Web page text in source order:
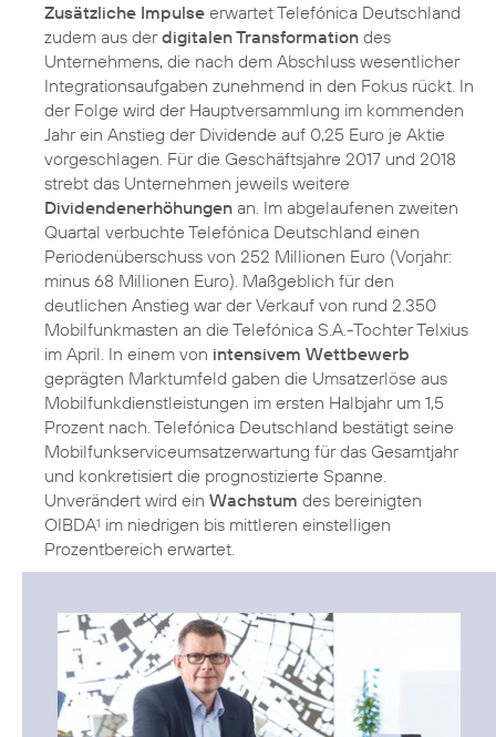
Zusätzliche Impulse erwartet Telefónica Deutschland
zudem aus derdigitalen Transformation des
Unternehmens, die nach dem Abschluss wesentlicher
Integrationsaufgaben zunehmend in den Fokus rückt. In
der Folge wird der Hauptversammlung im kommenden
Jahr ein Anstieg der Dividende auf 0,25 Euro je Aktie
vorgeschlagen. Für die Geschäftsjahre 2017 und 2018
strebt das Unternehmen jeweils weitere
Dividendenerhöhungen an. Im abgelaufenen zweiten
Quartal verbuchte Telefónica Deutschland einen
Periodenüberschuss von 252 Millionen Euro (Vorjahr:
minus 68 Millionen Euro). Maßgeblich für den
deutlichen Anstieg war der Verkauf von rund 2.350
Mobilfunkmasten an die Telefónica S.A.-Tochter Telxius
im April. In einem von intensivem Wettbewerb
geprägten Marktumfeld gaben die Umsatzerlöse aus
Mobilfunkdienstleistungen im ersten Halbjahr um 1,5
Prozent nach. Telefónica Deutschland bestätigt seine
Mobilfunkserviceumsatzerwartung für das Gesamtjahr
und konkretisiert die prognostizierte Spanne.
Unverändert wird ein Wachstum des bereinigten
OIBDA1 im niedrigen bis mittleren einstelligen
Prozentbereich erwartet.